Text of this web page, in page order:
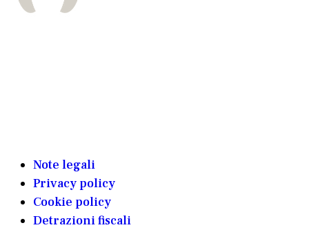
Note legali
Privacy policy
Cookie policy
Detrazioni fiscali